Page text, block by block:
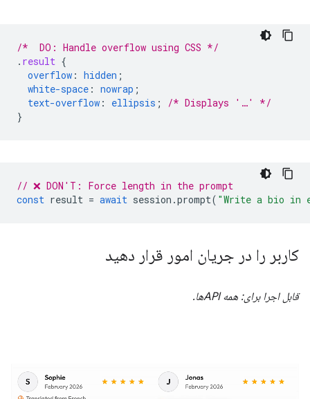
/*  DO: Handle overflow using CSS */
. result {
overflow : hidden ;
white-space : nowrap ;
text-overflow : ellipsis ;
/* Displays '…' */
}
// ❌ DON'T: Force length in the prompt
const result = await session .prompt( "Write a bio in
کاربر را در جریان امور قرار دهید
قابل اجرا برای: همه APIها.